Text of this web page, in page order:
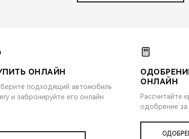
ОНЛАЙН
подходящий автомобиль
и забронируйте его онлайн
ОНЛАЙН
Рассчитайте
одобрение за